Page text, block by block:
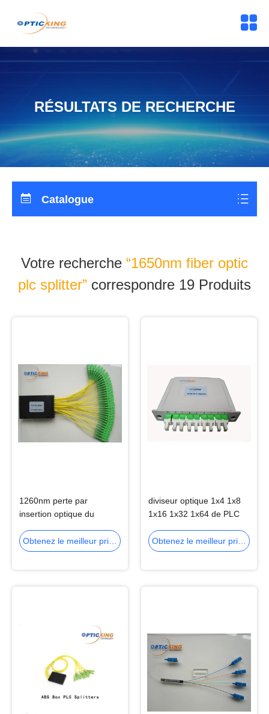
RÉSULTATS DE RECHERCHE
Catalogue
Votre recherche “1650nm fiber optic
plc splitter” correspondre 19 Produits
1260nm perte par
insertion optique du
la fibre 1650nm à la basse
Obtenez le meilleur prix
diviseur optique 1x4 1x8
1x16 1x32 1x64 de PLC
FTTH
Obtenez le meilleur prix